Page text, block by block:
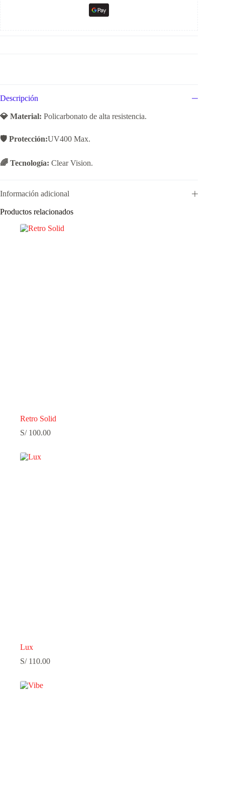
Descripción
💎 Material: Policarbonato de alta resistencia.
🛡️ Protección:UV400 Max.
🌈 Tecnología: Clear Vision.
Información adicional
Productos relacionados
Retro Solid
S/100.00
Lux
S/110.00